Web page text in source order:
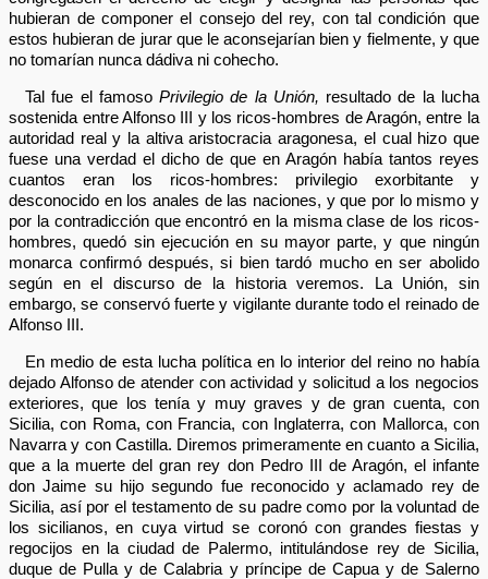
hubieran de componer el consejo del rey, con tal condición que
estos hubieran de jurar que le aconsejarían bien y fielmente, y que
no tomarían nunca dádiva ni cohecho.
Tal fue el famosoPrivilegio de la Unión, resultado de la lucha
sostenida entre Alfonso III y los ricos-hombres de Aragón, entre la
autoridad real y la altiva aristocracia aragonesa, el cual hizo que
fuese una verdad el dicho de que en Aragón había tantos reyes
cuantos eran los ricos-hombres: privilegio exorbitante y
desconocido en los anales de las naciones, y que por lo mismo y
por la contradicción que encontró en la misma clase de los ricos-
hombres, quedó sin ejecución en su mayor parte, y que ningún
monarca confirmó después, si bien tardó mucho en ser abolido
según en el discurso de la historia veremos. La Unión, sin
embargo, se conservó fuerte y vigilante durante todo el reinado de
Alfonso III.
En medio de esta lucha política en lo interior del reino no había
dejado Alfonso de atender con actividad y solicitud a los negocios
exteriores, que los tenía y muy graves y de gran cuenta, con
Sicilia, con Roma, con Francia, con Inglaterra, con Mallorca, con
Navarra y con Castilla. Diremos primeramente en cuanto a Sicilia,
que a la muerte del gran rey don Pedro III de Aragón, el infante
don Jaime su hijo segundo fue reconocido y aclamado rey de
Sicilia, así por el testamento de su padre como por la voluntad de
los sicilianos, en cuya virtud se coronó con grandes fiestas y
regocijos en la ciudad de Palermo, intitulándose rey de Sicilia,
duque de Pulla y de Calabria y príncipe de Capua y de Salerno